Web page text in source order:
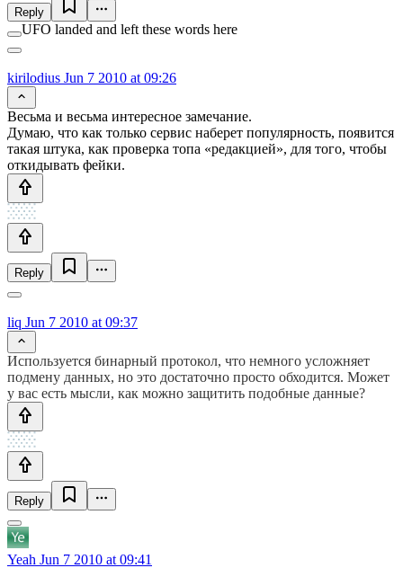
Reply
UFO landed and left these words here
kirilodius Jun 7 2010 at 09:26
Весьма и весьма интересное замечание.
Думаю, что как только сервис наберет популярность, появится
такая штука, как проверка топа «редакцией», для того, чтобы
откидывать фейки.
Reply
liq Jun 7 2010 at 09:37
Используется бинарный протокол, что немного усложняет
подмену данных, но это достаточно просто обходится. Может
у вас есть мысли, как можно защитить подобные данные?
Reply
Yeah Jun 7 2010 at 09:41